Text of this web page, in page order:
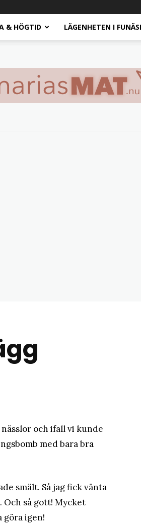
& HÖGTID LÄGENHETEN I
och ifall vi kunde
med bara bra
smält. Så jag fick vänta
Och så gott! Mycket
göra igen!